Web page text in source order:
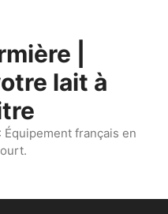
|
lait à
Équipement français en